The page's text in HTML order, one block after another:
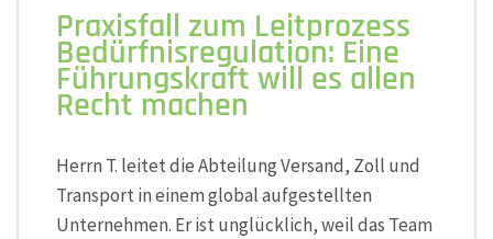
Praxisfall zum Leitprozess
Bedürfnisregulation: Eine
Führungskraft will es allen
Recht machen
Herrn T. leitet die Abteilung Versand, Zoll und
Transport in einem global aufgestellten
Unternehmen. Er ist unglücklich, weil das Team